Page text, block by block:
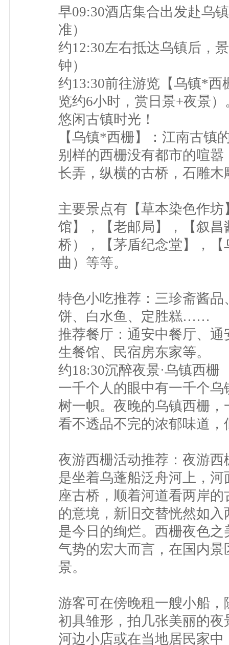
早09:30酒店集合出发赴乌
准）
约12:30左右抵达乌镇后，
钟）
约13:30前往游览【乌镇*
览约6小时，赏日景+夜景
悠闲古镇时光！
【乌镇*西栅】：江南古镇
别样的西栅没有都市的喧
长弄，纵横的古桥，石雕
主要景点有【草本染色作
馆】，【老邮局】，【叙
桥），【茅盾纪念堂】，
曲）等等。
特色小吃推荐：三珍斋酱
饼、白水鱼、定胜糕……
推荐餐厅：通安中餐厅、
生餐馆、民宿房东家等。
约18:30沉醉夜景·乌镇西栅
一千个人的眼中有一千个
树一帜。夜晚的乌镇西栅
看不透品不完的浓郁味道
夜游西栅活动推荐：夜游
是坐着乌蓬船泛舟河上，
座古桥，顺着河道看两岸
的意境，新旧交替恍然如
是今日的绚烂。西栅夜色
气势的宏大而言，在国内
景。
游客可在傍晚租一艘小船
初具雏形，拍几张美丽的
河边小店或在当地居民家